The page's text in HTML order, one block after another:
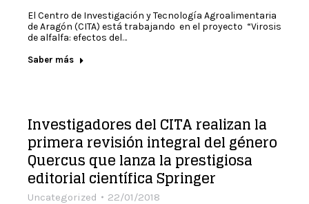
El Centro de Investigación y Tecnología Agroalimentaria
de Aragón (CITA) está trabajando en el proyecto “Virosis
de alfalfa: efectos del…
Saber más
Investigadores del CITA realizan la
primera revisión integral del género
Quercus que lanza la prestigiosa
editorial científica Springer
Uncategorized 22/01/2018